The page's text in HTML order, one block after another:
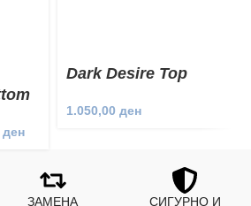
ден
Dark Desire Top
1.050,00 ден
ЗАМЕНА
СИГУРНО И